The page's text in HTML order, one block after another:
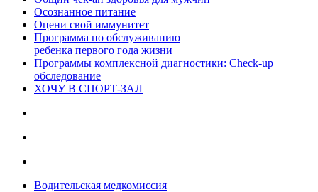
Осознанное питание
Оцени свой иммунитет
Программа по обслуживанию
ребенка первого года жизни
Программы комплексной диагностики: Check-up
обследование
ХОЧУ В CПОРТ-ЗАЛ
Водительская медкомиссия